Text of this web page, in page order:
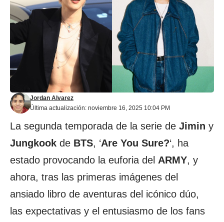
Última actualización: noviembre 16, 2025 10:04 PM
Jordan Alvarez
La segunda temporada de la serie de Jimin y
Jungkook de BTS, ‘Are You Sure?‘, ha
estado provocando la euforia del ARMY, y
ahora, tras las primeras imágenes del
ansiado libro de aventuras del icónico dúo,
las expectativas y el entusiasmo de los fans